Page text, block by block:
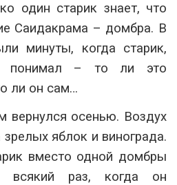
один старик знает, что
Саидакрама – домбра. В
минуты, когда старик,
понимал – то ли это
ли он сам…
вернулся осенью. Воздух
зрелых яблок и винограда.
вместо одной домбры
раз, когда он